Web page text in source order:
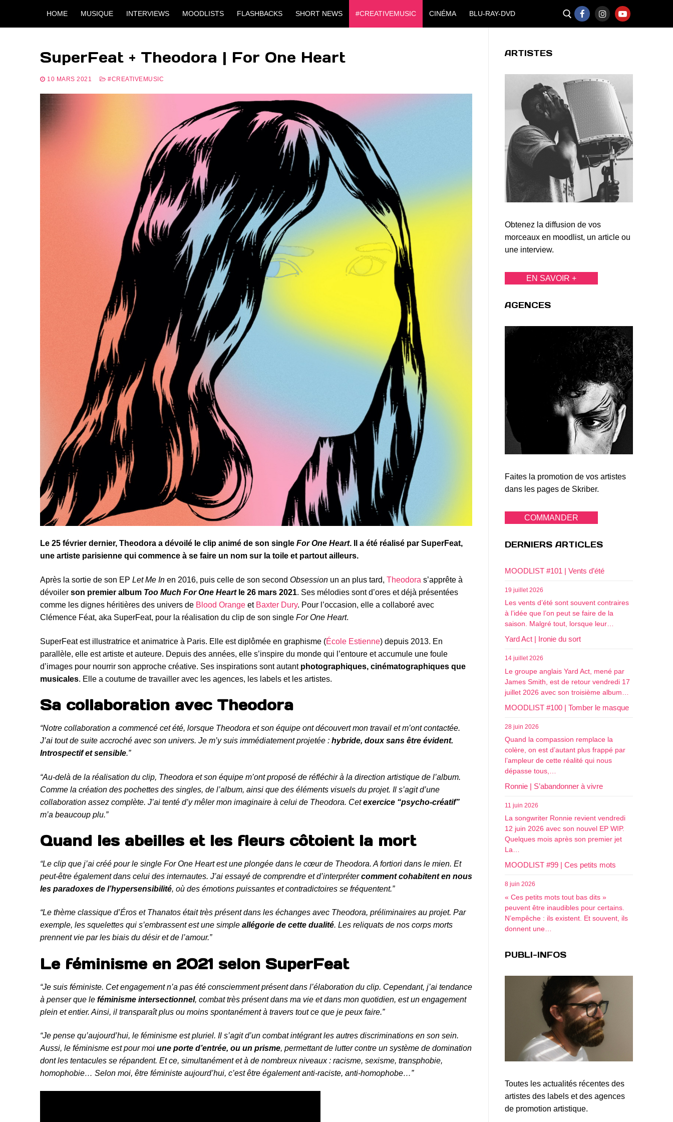
HOME MUSIQUE INTERVIEWS MOODLISTS FLASHBACKS SHORT NEWS #CREATIVEMUSIC CINÉMA BLU-RAY-DVD
SuperFeat + Theodora | For One Heart
10 MARS 2021 #CREATIVEMUSIC
Le 25 février dernier, Theodora a dévoilé le clip animé de son single For One Heart. Il a été réalisé par SuperFeat,
une artiste parisienne qui commence à se faire un nom sur la toile et partout ailleurs.
Après la sortie de son EP Let Me In en 2016, puis celle de son second Obsession un an plus tard, Theodora s’apprête à
dévoiler son premier album Too Much For One Heart le 26 mars 2021. Ses mélodies sont d’ores et déjà présentées
comme les dignes héritières des univers de Blood Orange et Baxter Dury. Pour l’occasion, elle a collaboré avec
Clémence Féat, aka SuperFeat, pour la réalisation du clip de son single For One Heart.
SuperFeat est illustratrice et animatrice à Paris. Elle est diplômée en graphisme (École Estienne) depuis 2013. En
parallèle, elle est artiste et auteure. Depuis des années, elle s’inspire du monde qui l’entoure et accumule une foule
d’images pour nourrir son approche créative. Ses inspirations sont autant photographiques, cinématographiques que
musicales. Elle a coutume de travailler avec les agences, les labels et les artistes.
Sa collaboration avec Theodora
“Notre collaboration a commencé cet été, lorsque Theodora et son équipe ont découvert mon travail et m’ont contactée.
J’ai tout de suite accroché avec son univers. Je m’y suis immédiatement projetée : hybride, doux sans être évident.
Introspectif et sensible.”
“Au-delà de la réalisation du clip, Theodora et son équipe m’ont proposé de réfléchir à la direction artistique de l’album.
Comme la création des pochettes des singles, de l’album, ainsi que des éléments visuels du projet. Il s’agit d’une
collaboration assez complète. J’ai tenté d’y mêler mon imaginaire à celui de Theodora. Cetexercice “psycho-créatif”
m’a beaucoup plu.”
Quand les abeilles et les fleurs côtoient la mort
“Le clip que j’ai créé pour le single For One Heart est une plongée dans le cœur de Theodora. A fortiori dans le mien. Et
peut-être également dans celui des internautes. J’ai essayé de comprendre et d’interprétercomment cohabitent en nous
les paradoxes de l’hypersensibilité, où des émotions puissantes et contradictoires se fréquentent.”
“Le thème classique d’Éros et Thanatos était très présent dans les échanges avec Theodora, préliminaires au projet. Par
exemple, les squelettes qui s’embrassent est une simple allégorie de cette dualité. Les reliquats de nos corps morts
prennent vie par les biais du désir et de l’amour.”
Le féminisme en 2021 selon SuperFeat
“Je suis féministe. Cet engagement n’a pas été consciemment présent dans l’élaboration du clip. Cependant, j’ai tendance
à penser que le féminisme intersectionnel, combat très présent dans ma vie et dans mon quotidien, est un engagement
plein et entier. Ainsi, il transparaît plus ou moins spontanément à travers tout ce que je peux faire.”
“Je pense qu’aujourd’hui, le féminisme est pluriel. Il s’agit d’un combat intégrant les autres discriminations en son sein.
Aussi, le féminisme est pour moi une porte d’entrée, ou un prisme, permettant de lutter contre un système de domination
dont les tentacules se répandent. Et ce, simultanément et à de nombreux niveaux : racisme, sexisme, transphobie,
homophobie… Selon moi, être féministe aujourd’hui, c’est être également anti-raciste, anti-homophobe…”
ARTISTES
Obtenez la diffusion de vos
morceaux en moodlist, un article ou
une interview.
EN SAVOIR +
AGENCES
Faites la promotion de vos artistes
dans les pages de Skriber.
COMMANDER
DERNIERS ARTICLES
MOODLIST #101 | Vents d’été
19 juillet 2026
Les vents d’été sont souvent contraires
à l’idée que l’on peut se faire de la
saison. Malgré tout, lorsque leur…
Yard Act | Ironie du sort
14 juillet 2026
Le groupe anglais Yard Act, mené par
James Smith, est de retour vendredi 17
juillet 2026 avec son troisième album…
MOODLIST #100 | Tomber le masque
28 juin 2026
Quand la compassion remplace la
colère, on est d’autant plus frappé par
l’ampleur de cette réalité qui nous
dépasse tous,…
Ronnie | S’abandonner à vivre
11 juin 2026
La songwriter Ronnie revient vendredi
12 juin 2026 avec son nouvel EP WIP.
Quelques mois après son premier jet
La…
MOODLIST #99 | Ces petits mots
8 juin 2026
« Ces petits mots tout bas dits »
peuvent être inaudibles pour certains.
N’empêche : ils existent. Et souvent, ils
donnent une…
PUBLI-INFOS
Toutes les actualités récentes des
artistes des labels et des agences
de promotion artistique.